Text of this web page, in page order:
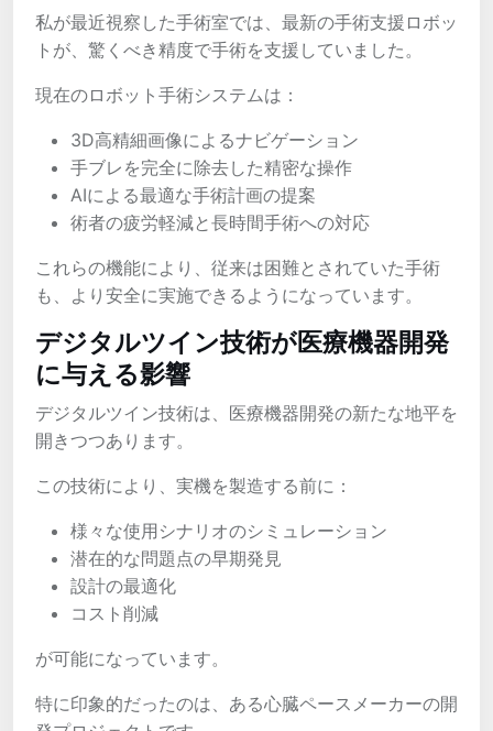
私が最近視察した手術室では、最新の手術支援ロボッ
トが、驚くべき精度で手術を支援していました。
現在のロボット手術システムは：
3D高精細画像によるナビゲーション
手ブレを完全に除去した精密な操作
AIによる最適な手術計画の提案
術者の疲労軽減と長時間手術への対応
これらの機能により、従来は困難とされていた手術
も、より安全に実施できるようになっています。
デジタルツイン技術が医療機器開発
に与える影響
デジタルツイン技術は、医療機器開発の新たな地平を
開きつつあります。
この技術により、実機を製造する前に：
様々な使用シナリオのシミュレーション
潜在的な問題点の早期発見
設計の最適化
コスト削減
が可能になっています。
特に印象的だったのは、ある心臓ペースメーカーの開